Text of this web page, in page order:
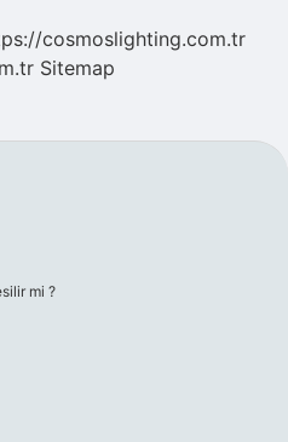
cosmoslighting.com.tr
Sitemap
mi ?